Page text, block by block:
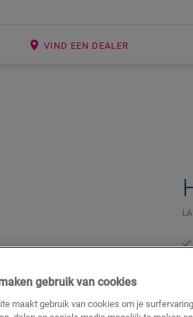
VIND EEN DEALER
gebruik van cookies
maakt gebruik van cookies om je